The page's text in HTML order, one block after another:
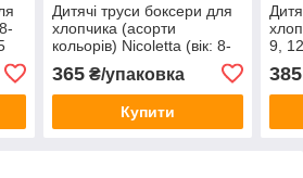
Дитячі труси боксери для
хлопчика (асорти
кольорів) Nicoletta (вік: 8-
365₴/упаковка
Купити
9,
385